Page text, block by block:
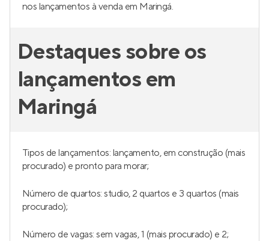
nos lançamentos à venda em Maringá.
Destaques sobre os
lançamentos em
Maringá
Tipos de lançamentos: lançamento, em construção (mais
procurado) e pronto para morar;
Número de quartos: studio, 2 quartos e 3 quartos (mais
procurado);
Número de vagas: sem vagas, 1 (mais procurado) e 2;